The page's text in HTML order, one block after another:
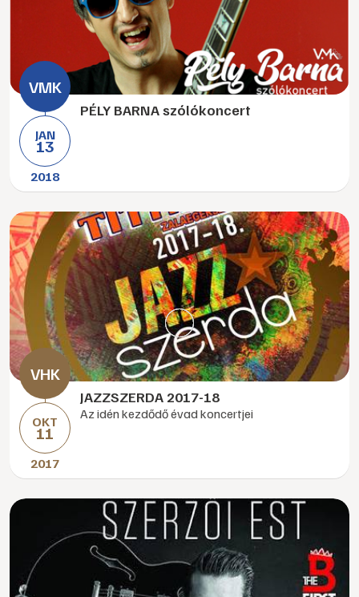
JAN
13
2018
PÉLY BARNA szólókoncert
OKT
11
2017
JAZZSZERDA 2017-18
Az idén kezdődő évad koncertjei